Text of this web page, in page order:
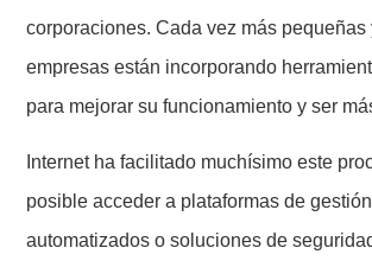
corporaciones. Cada vez más pequeñas
empresas están incorporando
para mejorar su funcionamiento y ser
Internet ha facilitado muchísimo este
posible acceder a plataformas de
automatizados o soluciones de